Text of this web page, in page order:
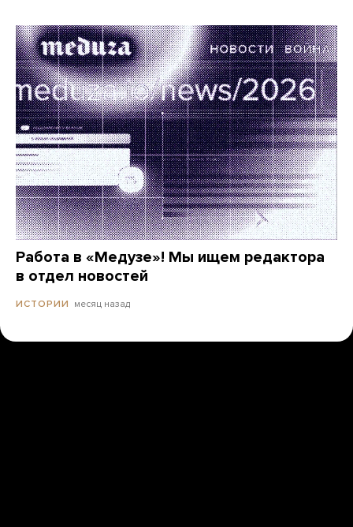
Работа в «Медузе»! Мы ищем редактора
в отдел новостей
ИСТОРИИ месяц назад